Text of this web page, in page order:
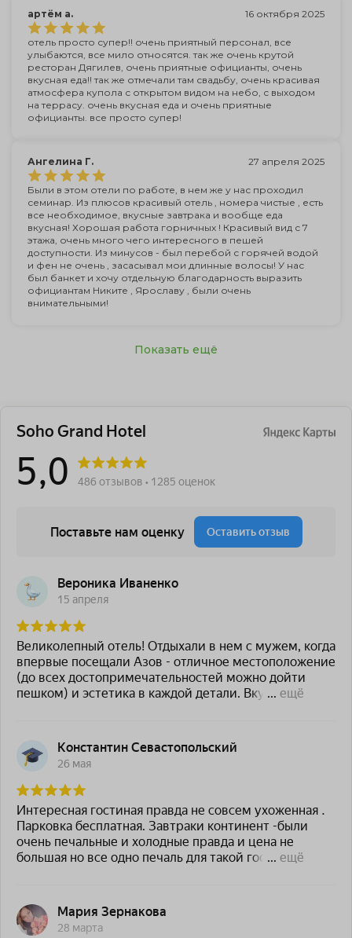
артём а. 16 октября 2025
отель просто супер!! очень приятный персонал, все
улыбаются, все мило относятся. так же очень крутой
ресторан Дягилев, очень приятные официанты, очень
вкусная еда!! так же отмечали там свадьбу, очень красивая
атмосфера купола с открытом видом на небо, с выходом
на террасу. очень вкусная еда и очень приятные
официанты. все просто супер!
Ангелина Г. 27 апреля 2025
Были в этом отели по работе, в нем же у нас проходил
семинар. Из плюсов красивый отель , номера чистые , есть
все необходимое, вкусные завтрака и вообще еда
вкусная! Хорошая работа горничных ! Красивый вид с 7
этажа, очень много чего интересного в пешей
доступности. Из минусов - был перебой с горячей водой
и фен не очень , засасывал мои длинные волосы! У нас
был банкет и хочу отдельную благодарность выразить
официантам Никите , Ярославу , были очень
внимательными!
Показать ещё